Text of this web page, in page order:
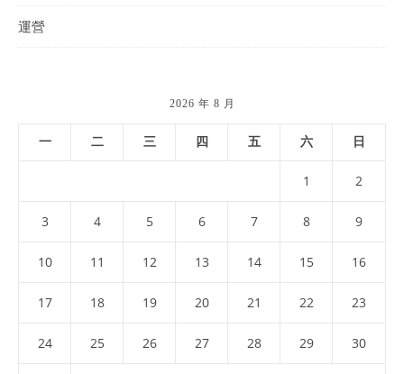
運營
2026 年 8 月
一 二 三 四 五 六 日
1 2
3 4 5 6 7 8 9
10 11 12 13 14 15 16
17 18 19 20 21 22 23
24 25 26 27 28 29 30